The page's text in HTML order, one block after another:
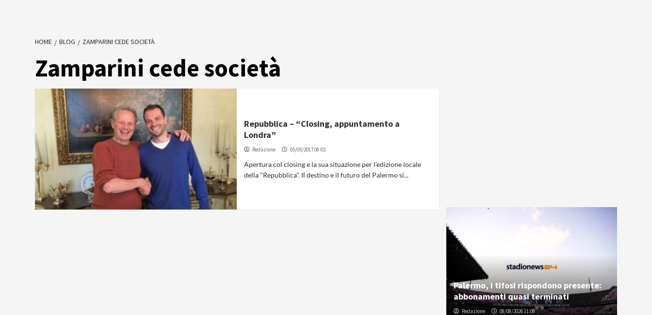
HOME BLOG ZAMPARINI CEDE SOCIETÀ
Zamparini cede società
Repubblica – “Closing, appuntamento a
Londra”
Redazione 05/05/2017 08:02
Apertura col closing e la sua situazione per l'edizione locale
della "Repubblica". Il destino e il futuro del Palermo si...
Palermo, i tifosi rispondono presente:
abbonamenti quasi terminati
Redazione 08/08/2026 11:08